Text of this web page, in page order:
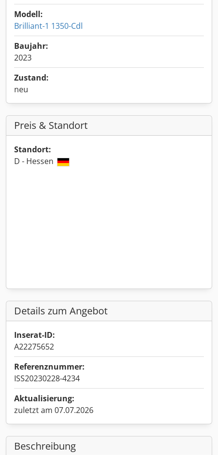
Modell:
Brilliant-1 1350-Cdl
Baujahr:
2023
Zustand:
neu
Preis & Standort
Standort:
D - Hessen
Details zum Angebot
Inserat-ID:
A22275652
Referenznummer:
ISS20230228-4234
Aktualisierung:
zuletzt am 07.07.2026
Beschreibung